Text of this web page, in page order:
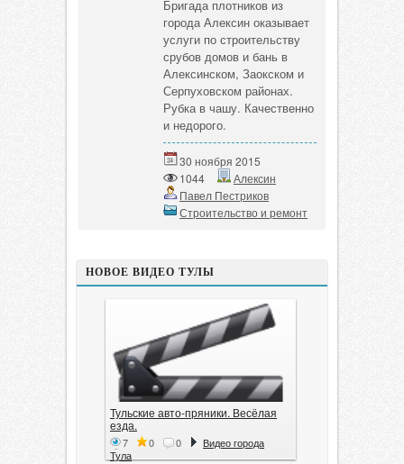
Бригада плотников из
города Алексин оказывает
услуги по строительству
срубов домов и бань в
Алексинском, Заокском и
Серпуховском районах.
Рубка в чашу. Качественно
и недорого.
30 ноября 2015
1044
Алексин
Павел Пестриков
Строительство и ремонт
НОВОЕ ВИДЕО ТУЛЫ
Тульские авто-пряники. Весёлая
езда.
7 0 0
Видео города
Тула